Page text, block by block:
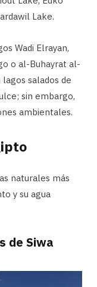
Lake.
Wadi Elrayan,
o al-Buhayrat al-
salados de
sin embargo,
ambientales.
naturales más
y su agua
de Siwa